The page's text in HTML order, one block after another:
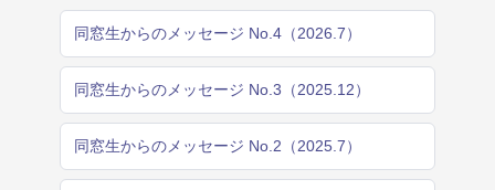
同窓生からのメッセージ No.4（2026.7）
同窓生からのメッセージ No.3（2025.12）
同窓生からのメッセージ No.2（2025.7）